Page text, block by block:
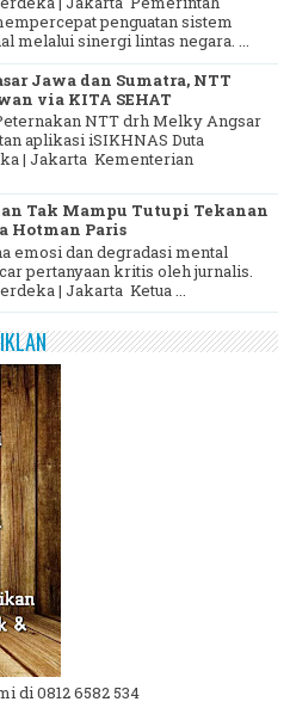
penguatan sistem
melalui sinergi lintas negara. ...
Jawa dan Sumatra, NTT
via KITA SEHAT
NTT drh Melky Angsar
aplikasi iSIKHNAS Duta
| Jakarta Kementerian
Tak Mampu Tutupi Tekanan
Hotman Paris
emosi dan degradasi mental
pertanyaan kritis oleh jurnalis.
| Jakarta Ketua ...
IKLAN
di 0812 6582 534